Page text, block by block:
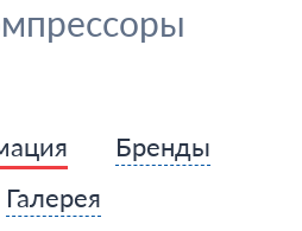
Бренды
Галерея